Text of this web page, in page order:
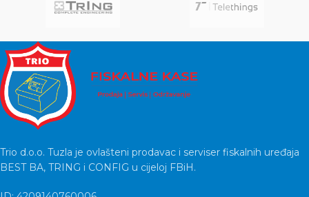
Trio d.o.o. Tuzla je ovlašteni prodavac i serviser fiskalnih uređaja
BEST BA, TRING i CONFIG u cijeloj FBiH.